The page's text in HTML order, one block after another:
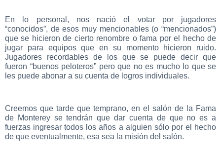
En lo personal, nos nació el votar por jugadores
“conocidos”, de esos muy mencionables (o “mencionados”)
que se hicieron de cierto renombre o fama por el hecho de
jugar para equipos que en su momento hicieron ruido.
Jugadores recordables de los que se puede decir que
fueron “buenos peloteros” pero que no es mucho lo que se
les puede abonar a su cuenta de logros individuales.
Creemos que tarde que temprano, en el salón de la Fama
de Monterey se tendrán que dar cuenta de que no es a
fuerzas ingresar todos los años a alguien sólo por el hecho
de que eventualmente, esa sea la misión del salón.